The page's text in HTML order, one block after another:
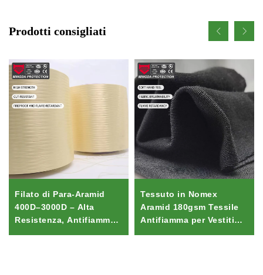
Prodotti consigliati
Filato di Para-Aramid
400D–3000D – Alta
Resistenza, Antifiamma e
Tessuto in Nomex
Aramid 180gsm Tessile
Antifiamma per Vestiti